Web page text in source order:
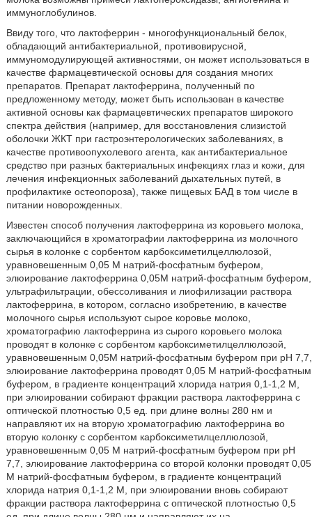
иммуноглобулинов.
Ввиду того, что лактоферрин - многофункциональный белок,
обладающий антибактериальной, противовирусной,
иммуномодулирующей активностями, он может использоваться в
качестве фармацевтической основы для создания многих
препаратов. Препарат лактоферрина, полученный по
предложенному методу, может быть использован в качестве
активной основы как фармацевтических препаратов широкого
спектра действия (например, для восстановления слизистой
оболочки ЖКТ при гастроэнтерологических заболеваниях, в
качестве противоопухолевого агента, как антибактериальное
средство при разных бактериальных инфекциях глаз и кожи, для
лечения инфекционных заболеваний дыхательных путей, в
профилактике остеопороза), также пищевых БАД в том числе в
питании новорожденных.
Известен способ получения лактоферрина из коровьего молока,
заключающийся в хроматографии лактоферрина из молочного
сырья в колонке с сорбентом карбоксиметилцеллюлозой,
уравновешенным 0,05 М натрий-фосфатным буфером,
элюирование лактоферрина 0,05М натрий-фосфатным буфером,
ультрафильтрации, обессоливания и лиофилизации раствора
лактоферрина, в котором, согласно изобретению, в качестве
молочного сырья используют сырое коровье молоко,
хроматографию лактоферрина из сырого коровьего молока
проводят в колонке с сорбентом карбоксиметилцеллюлозой,
уравновешенным 0,05М натрий-фосфатным буфером при рН 7,7,
элюирование лактоферрина проводят 0,05 М натрий-фосфатным
буфером, в градиенте концентраций хлорида натрия 0,1-1,2 М,
при элюировании собирают фракции раствора лактоферрина с
оптической плотностью 0,5 ед. при длине волны 280 нм и
направляют их на вторую хроматографию лактоферрина во
вторую колонку с сорбентом карбоксиметилцеллюлозой,
уравновешенным 0,05 М натрий-фосфатным буфером при рН
7,7, элюирование лактоферрина со второй колонки проводят 0,05
М натрий-фосфатным буфером, в градиенте концентраций
хлорида натрия 0,1-1,2 М, при элюировании вновь собирают
фракции раствора лактоферрина с оптической плотностью 0,5